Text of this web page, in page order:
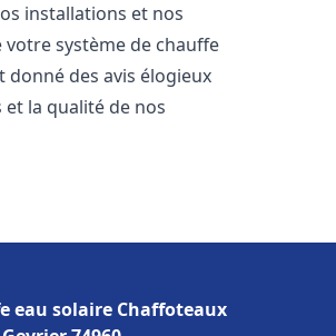
installations et nos
système de chauffe
donné des avis élogieux
la qualité de nos
eau solaire Chaffoteaux